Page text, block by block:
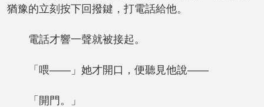
猶豫的立刻按下回撥鍵，打電話給他。
電話才響一聲就被接起。
「喂——」她才開口，便聽見他說——
「開門。」